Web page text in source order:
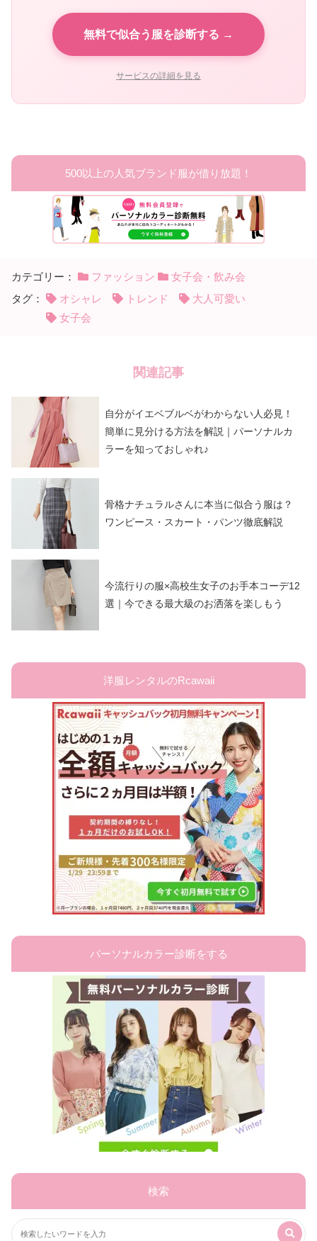
無料で似合う服を診断する →
サービスの詳細を見る
500以上の人気ブランド服が借り放題！
カテゴリー： ファッション
女子会・飲み会
タグ：
オシャレ トレンド
大人可愛い
女子会
関連記事
自分がイエベブルベがわからない人必見！
簡単に見分ける方法を解説｜パーソナルカ
ラーを知っておしゃれ♪
骨格ナチュラルさんに本当に似合う服は？
ワンピース・スカート・パンツ徹底解説
今流行りの服×高校生女子のお手本コーデ12
選｜今できる最大級のお洒落を楽しもう
洋服レンタルのRcawaii
パーソナルカラー診断をする
検索